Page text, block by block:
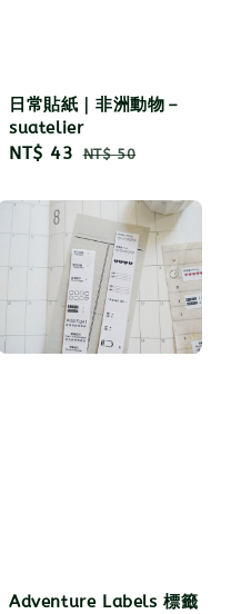
日常貼紙｜非洲動物－
suatelier
Sale
NT$ 43 Regular
NT$ 50
Adventure Labels 標籤